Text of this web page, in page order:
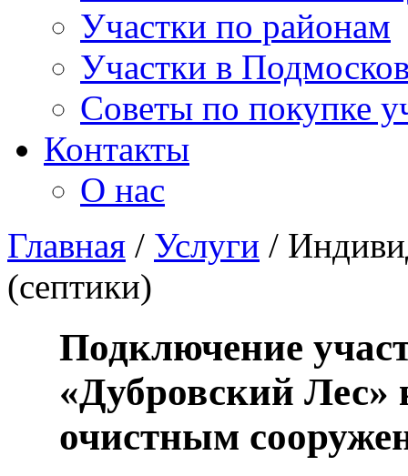
Участки по районам
Участки в
Советы по покупке
Контакты
О нас
Главная / Услуги /
(септики)
Подключение
«Дубровский
очистным